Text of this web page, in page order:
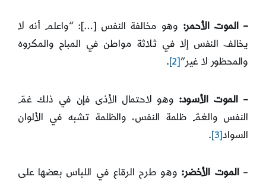
– الموت الأحمر: وهو مخالفة النفس […]: “واعلم أنه لا
يخالف النفس إلا في ثلاثة مواطن في المباح والمكروه
والمحظور لا غير”[2]
.
– الموت الأسود: وهو لاحتمال الأذى فإن في ذلك غمّ
النفس والغمّ ظلمة النفس، والظلمة تشبه في الألوان
السواد[3]
.
–الموت الأخضر: وهو طرح الرقاع في اللباس بعضها على